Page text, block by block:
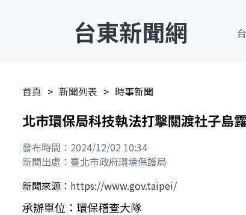
台東新聞網
首頁 新聞列表 時事新聞
北市環保局科技執法打擊關渡社子島
發布時間：2024/12/02 10:34
新聞出處：臺北市政府環境保護局
新聞來源： https://www.gov.taipei/
承辦單位：環保稽查大隊